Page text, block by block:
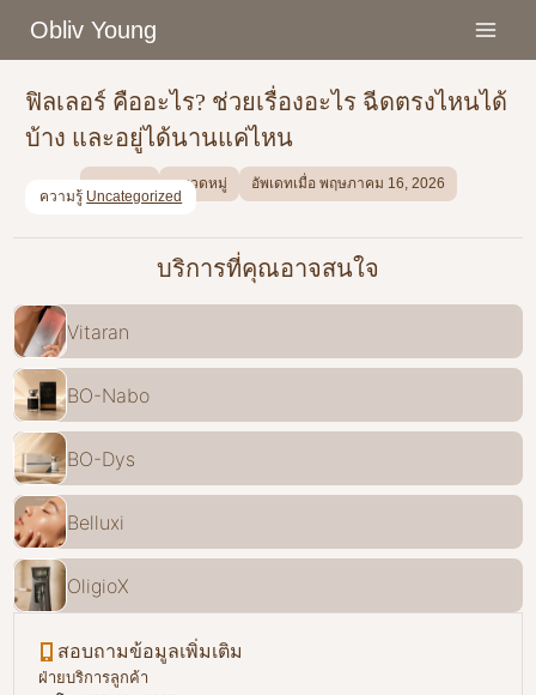
Obliv Young
ฟิลเลอร์ คืออะไร? ช่วยเรื่องอะไร ฉีดตรงไหนได้
บ้าง และอยู่ได้นานแค่ไหน
ความรู้ Uncategorized
บทความ หมวดหมู่ อัพเดทเมื่อ พฤษภาคม 16, 2026
บริการที่คุณอาจสนใจ
Vitaran
BO-Nabo
BO-Dys
Belluxi
OligioX
สอบถามข้อมูลเพิ่มเติม
ฝ่ายบริการลูกค้า